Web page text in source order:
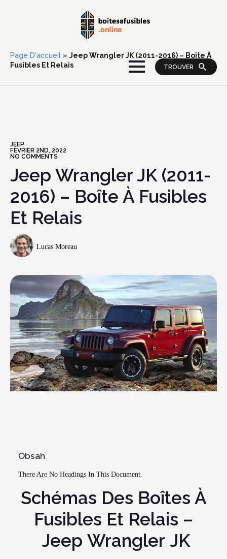
TROUVER
Page D'accueil » Jeep Wrangler JK (2011-2016) – Boîte À
Fusibles Et Relais
JEEP
FÉVRIER 2ND, 2022
NO COMMENTS
Jeep Wrangler JK (2011-
2016) – Boîte À Fusibles
Et Relais
Lucas Moreau
Obsah
There Are No Headings In This Document.
Schémas Des Boîtes À
Fusibles Et Relais –
Jeep Wrangler JK